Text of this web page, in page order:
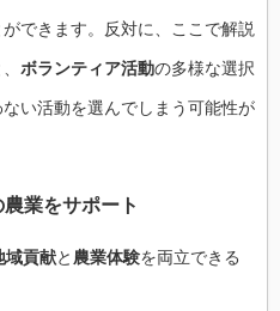
できます。反対に、ここで解説
ボランティア活動の多様な選択
い活動を選んでしまう可能性が
農業をサポート
域貢献と 農業体験を両立できる